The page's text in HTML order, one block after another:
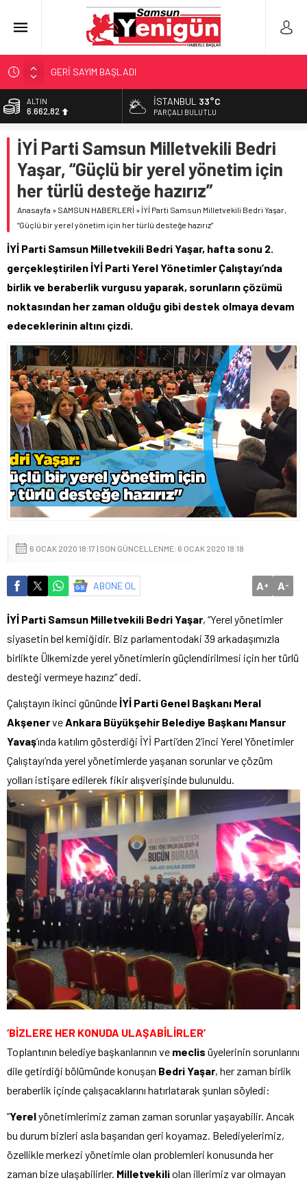
GERİ SAYIM BAŞLADI
SAMSUNSPOR’DA HEDEF 5’İNCİLİK!
‘BAFRA’YA YATIRIM YAPIN!’
YÖNETİCİ SEÇERKEN YAPILAN EN BÜYÜK HATALAR
ALTIN
6.662,82
13.779,39
DOLAR
47,6961
55,1808
İSTANBUL 33°C
PARÇALI BULUTLU
İYİ Parti Samsun Milletvekili Bedri
Yaşar, “Güçlü bir yerel yönetim için
her türlü desteğe hazırız”
Anasayfa » SAMSUN HABERLERİ » İYİ Parti Samsun Milletvekili Bedri Yaşar,
“Güçlü bir yerel yönetim için her türlü desteğe hazırız”
İYİ Parti Samsun Milletvekili Bedri Yaşar, hafta sonu 2.
gerçekleştirilen İYİ Parti Yerel Yönetimler Çalıştayı’nda
birlik ve beraberlik vurgusu yaparak, sorunların çözümü
noktasından her zaman olduğu gibi destek olmaya devam
edeceklerinin altını çizdi.
6 OCAK 2020 18:17 | SON GÜNCELLENME: 6 OCAK 2020 18:18
ABONE OL A+ A-
İYİ Parti Samsun Milletvekili Bedri Yaşar, “Yerel yönetimler
siyasetin bel kemiğidir. Biz parlamentodaki 39 arkadaşımızla
birlikte Ülkemizde yerel yönetimlerin güçlendirilmesi için her türlü
desteği vermeye hazırız” dedi.
Çalıştayın ikinci günündeİYİ Parti Genel Başkanı Meral
Akşenerve Ankara Büyükşehir Belediye Başkanı Mansur
Yavaş’ında katılım gösterdiği İYİ Parti’den 2’inci Yerel Yönetimler
Çalıştayı’nda yerel yönetimlerde yaşanan sorunlar ve çözüm
yolları istişare edilerek fikir alışverişinde bulunuldu.
‘BİZLERE HER KONUDA ULAŞABİLİRLER’
Toplantının belediye başkanlarının ve meclis üyelerinin sorunlarını
dile getirdiği bölümünde konuşan Bedri Yaşar, her zaman birlik
beraberlik içinde çalışacaklarını hatırlatarak şunları söyledi:
“Yerelyönetimlerimiz zaman zaman sorunlar yaşayabilir. Ancak
bu durum bizleri asla başarıdan geri koyamaz. Belediyelerimiz,
özellikle merkezi yönetimle olan problemleri konusunda her
zaman bize ulaşabilirler. Milletvekiliolan illerimiz var olmayan